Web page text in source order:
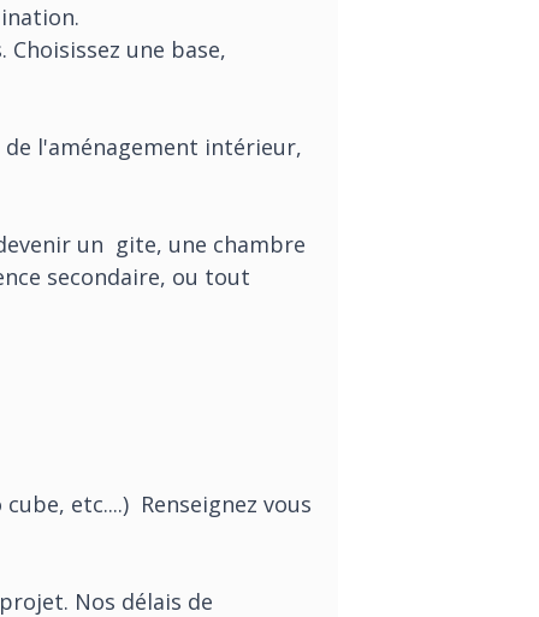
une base,
l'aménagement intérieur,
un gite, une chambre
secondaire, ou tout
etc....) Renseignez vous
Nos délais de